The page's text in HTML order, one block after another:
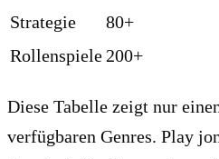
Strategie
80+
Rollenspiele 200+
Diese Tabelle zeigt nur
verfügbaren Genres. Play